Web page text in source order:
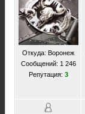
Откуда: Воронеж
Сообщений: 1 246
Репутация: 3